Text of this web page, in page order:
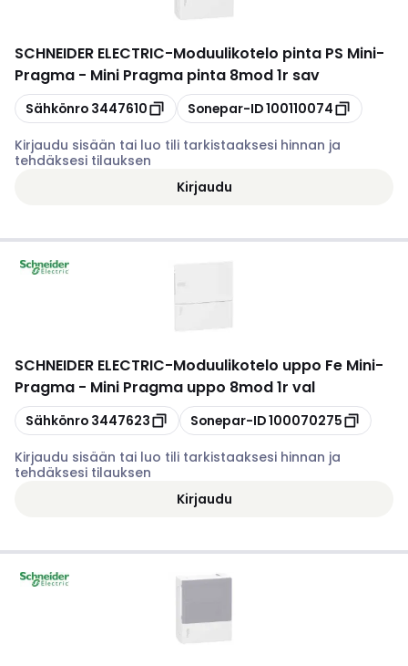
SCHNEIDER ELECTRIC-Moduulikotelo pinta PS Mini-
Pragma - Mini Pragma pinta 8mod 1r sav
Kopioi
Sähkönro 3447610 Kopioi
Sonepar-ID100110074
Kirjaudu sisään tai luo tili tarkistaaksesi hinnan ja
tehdäksesi tilauksen
Kirjaudu
SCHNEIDER ELECTRIC-Moduulikotelo uppo Fe Mini-
Pragma - Mini Pragma uppo 8mod 1r val
Kopioi
Sähkönro 3447623 Kopioi
Sonepar-ID100070275
Kirjaudu sisään tai luo tili tarkistaaksesi hinnan ja
tehdäksesi tilauksen
Kirjaudu